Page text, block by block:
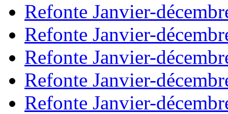
Refonte Janvier-
Refonte Janvier-
Refonte Janvier-
Refonte Janvier-
Refonte Janvier-